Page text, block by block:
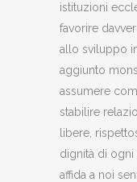
istituzioni
favorire
allo sviluppo
aggiunto
assumere
stabilire
libere,
dignità di ogni
affida a noi